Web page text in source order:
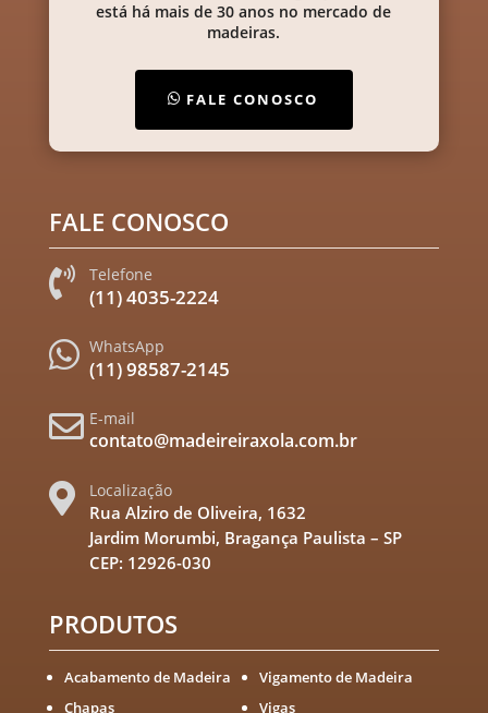
está há mais de 30 anos no mercado de
madeiras.
FALE CONOSCO
FALE CONOSCO
 Telefone
(11) 4035-2224
 WhatsApp
(11) 98587-2145
 E-mail
contato@madeireiraxola.com.br
 Localização
Rua Alziro de Oliveira, 1632
Jardim Morumbi, Bragança Paulista – SP
CEP: 12926-030
PRODUTOS
Acabamento de Madeira
Chapas
Vigamento de Madeira
Vigas